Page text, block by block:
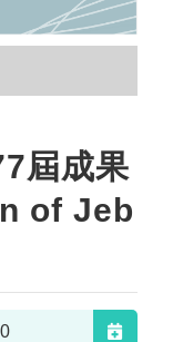
屆成果
of Jeb